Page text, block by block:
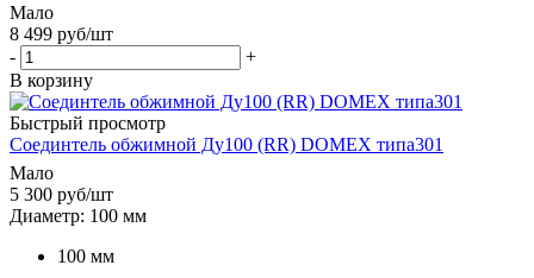
Мало
8 499 руб/шт
-
+
В корзину
Быстрый просмотр
Соединтель обжимной Ду100 (RR) DOMEX типа301
Мало
5 300 руб/шт
Диаметр: 100 мм
100 мм